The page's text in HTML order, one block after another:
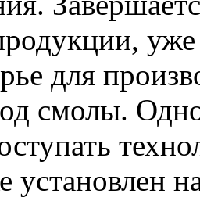
для
смолы.
установлен